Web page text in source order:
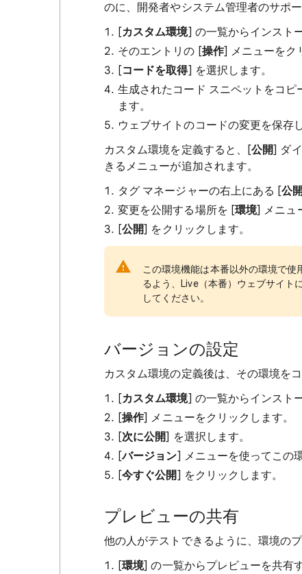
のに、開発者やシステム管理者のサポ
[カスタム環境] の一覧からインスト
そのエントリの [操作] メニューをク
[コードを取得] を選択します。
生成されたコード スニペットをコ
ます。
ウェブサイトのコードの変更を保存
カスタム環境を定義すると、[公開] ダ
きるメニューが追加されます。
タグ マネージャーの右上にある [公開
変更を公開する場所を [環境] メニュ
[公開] をクリックします。
この環境機能は本番以外の環境で使
るよう、Live（本番）ウェブサイト
してください。
バージョンの設定
カスタム環境の定義後は、その環境を
[カスタム環境] の一覧からインスト
[操作] メニューをクリックします。
[次に公開] を選択します。
[バージョン] メニューを使ってこの
[今すぐ公開] をクリックします。
プレビューの共有
他の人がテストできるように、環境の
[環境] の一覧からプレビューを共有